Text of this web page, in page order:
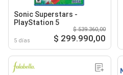
Sonic Superstars -
PlayStation 5
5 días
$ 539.360,00
$ 299.990,00